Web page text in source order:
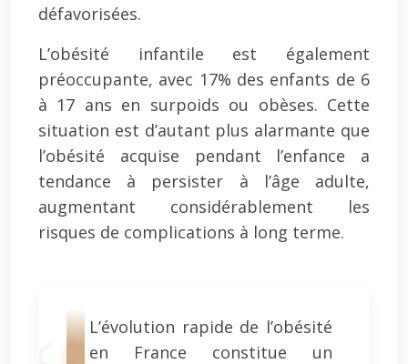
défavorisées.
L’obésité infantile est également
préoccupante, avec 17% des enfants de 6
à 17 ans en surpoids ou obèses. Cette
situation est d’autant plus alarmante que
l’obésité acquise pendant l’enfance a
tendance à persister à l’âge adulte,
augmentant considérablement les
risques de complications à long terme.
L’évolution rapide de l’obésité
en France constitue un